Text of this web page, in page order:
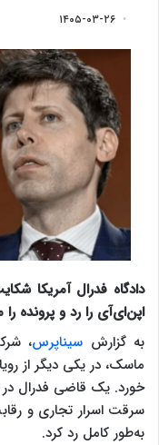
۱۴۰۵-۰۳-۲۶
اپن‌ای‌آی را رد و پرونده
به گزارش سیناپرس
ماسک، در یکی دیگر از
سرقت اسرار تجاری و
به‌طور کامل رد کرد.